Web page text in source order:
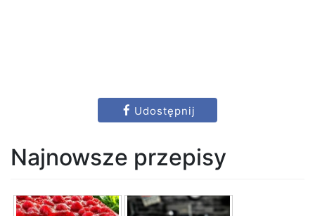
Udostępnij
Najnowsze przepisy